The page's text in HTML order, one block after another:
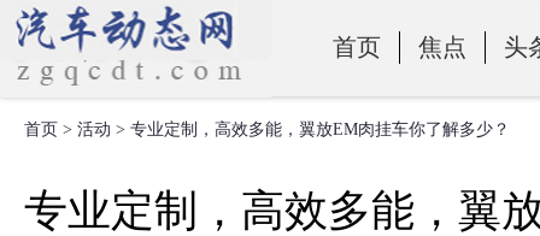
首页 焦点 头
零部件
首页 > 活动 > 专业定制，高效多能，翼放EM肉挂车你了解多少？
专业定制，高效多能，翼